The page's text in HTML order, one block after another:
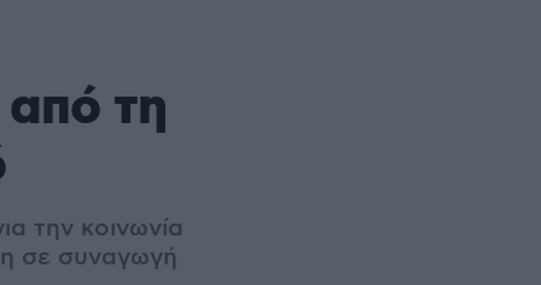
τη
την κοινωνία
σε συναγωγή